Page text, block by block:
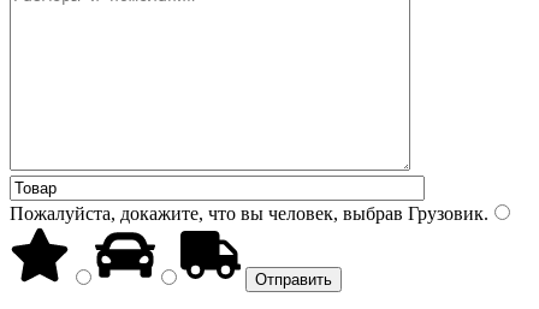
Пожалуйста, докажите, что вы человек, выбрав Грузовик.